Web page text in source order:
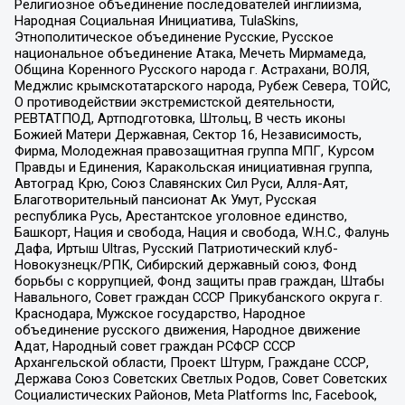
Религиозное объединение последователей инглиизма,
Народная Социальная Инициатива, TulaSkins,
Этнополитическое объединение Русские, Русское
национальное объединение Атака, Мечеть Мирмамеда,
Община Коренного Русского народа г. Астрахани, ВОЛЯ,
Меджлис крымскотатарского народа, Рубеж Севера, ТОЙС,
О противодействии экстремистской деятельности,
РЕВТАТПОД, Артподготовка, Штольц, В честь иконы
Божией Матери Державная, Сектор 16, Независимость,
Фирма, Молодежная правозащитная группа МПГ, Курсом
Правды и Единения, Каракольская инициативная группа,
Автоград Крю, Союз Славянских Сил Руси, Алля-Аят,
Благотворительный пансионат Ак Умут, Русская
республика Русь, Арестантское уголовное единство,
Башкорт, Нация и свобода, Нация и свобода, W.H.С., Фалунь
Дафа, Иртыш Ultras, Русский Патриотический клуб-
Новокузнецк/РПК, Сибирский державный союз, Фонд
борьбы с коррупцией, Фонд защиты прав граждан, Штабы
Навального, Совет граждан СССР Прикубанского округа г.
Краснодара, Мужское государство, Народное
объединение русского движения, Народное движение
Адат, Народный совет граждан РСФСР СССР
Архангельской области, Проект Штурм, Граждане СССР,
Держава Союз Советских Светлых Родов, Совет Советских
Социалистических Районов, Meta Platforms Inc, Facebook,